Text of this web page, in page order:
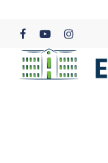
content
facebookyoutubeinstagram